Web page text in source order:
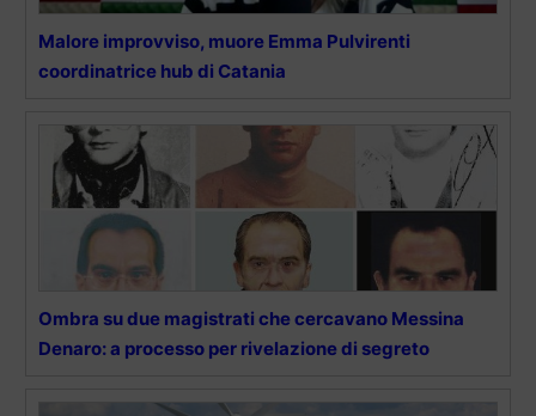
Malore improvviso, muore Emma Pulvirenti
coordinatrice hub di Catania
Ombra su due magistrati che cercavano Messina
Denaro: a processo per rivelazione di segreto